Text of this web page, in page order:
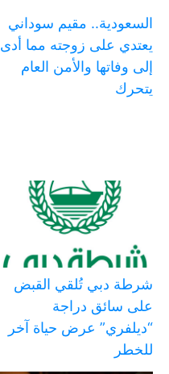
السعودية.. مقيم سوداني
يعتدي على زوجته مما أدى
إلى وفاتها والأمن العام
يتحرك
شرطة دبي تُلقي القبض
على سائق دراجة
“ديلفري” عرض حياة آخر
للخطر